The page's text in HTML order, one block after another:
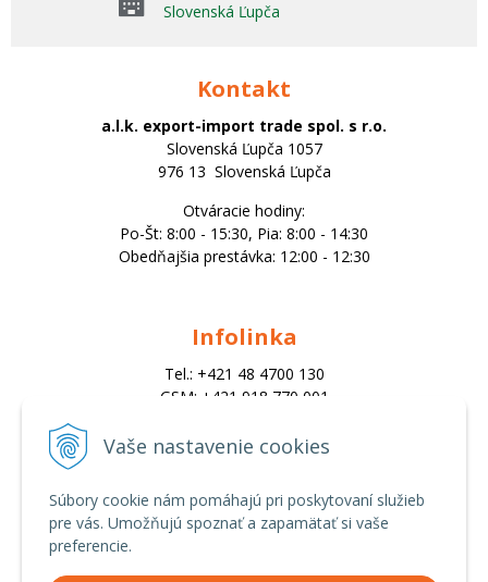
Vaše nastavenie cookies
Súbory cookie nám pomáhajú pri poskytovaní služieb
pre vás. Umožňujú spoznať a zapamätať si vaše
preferencie.
Slovenská Ľupča
Kontakt
a.l.k. export-import trade spol. s r.o.
Slovenská Ľupča 1057
976 13 Slovenská Ľupča
Otváracie hodiny:
Po-Št: 8:00 - 15:30, Pia: 8:00 - 14:30
Obedňajšia prestávka: 12:00 - 12:30
Infolinka
Tel.: +421 48 4700 130
GSM: +421 918 770 001
trade@alk.sk